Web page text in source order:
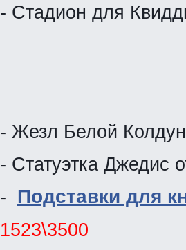
- Стадион для
- Жезл Белой
- Статуэтка Джедис
- Подставки для
1523\3500